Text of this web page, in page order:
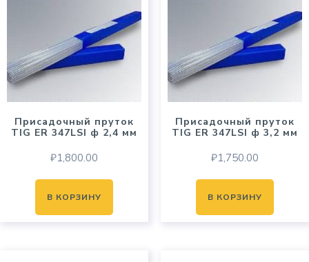
Присадочный пруток
TIG ER 347LSI ф 2,4 мм
₽1,800.00
В КОРЗИНУ
Присадочный пруток
TIG ER 347LSI ф 3,2 мм
₽1,750.00
В КОРЗИНУ